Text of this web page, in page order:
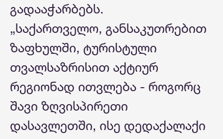
გადააჭარბებს.
„საქართველო, განსაკუთრებით
ზაფხულში, ტურისტული
თვალსაზრისით აქტიურ
რეგიონად ითვლება - როგორც
შავი ზღვისპირეთი
დასავლეთში, ისე დედაქალაქი